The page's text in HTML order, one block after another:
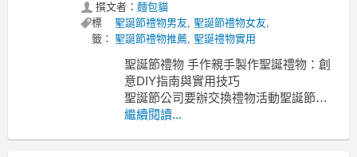
撰文者： 麵包貓
標
籤：
聖誕節禮物男友, 聖誕節禮物女友,
聖誕節禮物推薦, 聖誕禮物實用
聖誕節禮物 手作親手製作聖誕禮物：創
意DIY指南與實用技巧
聖誕節公司要辦交換禮物活動聖誕節禮
物 手作
繼續閱讀...